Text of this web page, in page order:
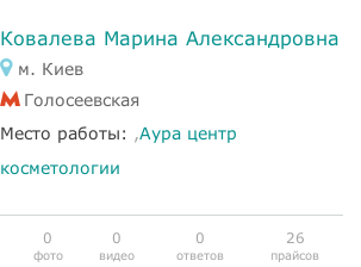
Ковалева Марина Александровна
м. Киев
Голосеевская
Место работы: ,Аура центр
косметологии
0
фото
0
видео
0
ответов
26
прайсов